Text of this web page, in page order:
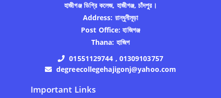
হাজীগঞ্জ ডিগ্রি কলেজ, হাজীগঞ্জ, চাঁদপুর।
Address: রান্ধুনীমূড়া
Post Office: হাজিগঞ্জ
Thana: হাজিগ
01551129744 , 01309103757
degreecollegehajigonj@yahoo.com
Important Links